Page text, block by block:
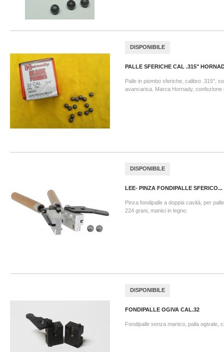
DISPONIBILE
PALLE SFERICHE CAL .315"
Palle in piombo sferiche, calibro .315",
avancarica. Marca Hornady, confezione
DISPONIBILE
LEE- PINZA FONDIPALLE SFERICO...
Pinza fondipalle a doppia cavità, per
224 grani, manici in legno.
DISPONIBILE
FONDIPALLE OGIVA CAL.32
Fondipalle senza manico, palla ogivale,